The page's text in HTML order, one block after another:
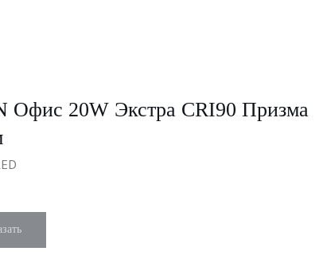
Офис 20W Экстра CRI90 Призма